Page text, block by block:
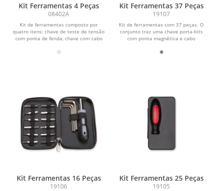
Kit Ferramentas 4 Peças
08402A
Kit de ferramentas composto por
quatro itens: chave de teste de tensão
com ponta de fenda, chave com cabo
Kit Ferramentas 37 Peças
19107
Kit de ferramentas com 37 peças. O
conjunto traz uma chave porta-bits
com ponta magnética e cabo
Kit Ferramentas 16 Peças
19106
Kit Ferramentas 25 Peças
19105